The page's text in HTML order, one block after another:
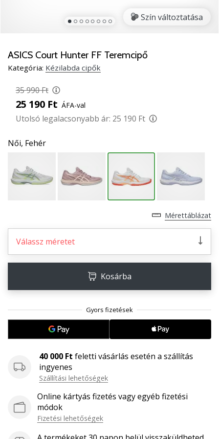
új
PUMA
Accelerate
SQD
kézilabda
Fedezd
fel
technikai
újdonságokat
2024.11.25.
Légy
kézilabda
nagykövete
is
kézilabda-
vagy,
mint
Szín változtatása
ASICS Court Hunter FF Teremcipő
Kategória: Kézilabda cipők
35 990 Ft
25 190 Ft ÁFA-val
Utolsó legalacsonyabb ár: 25 190 Ft
Női, Fehér
Mérettáblázat
Válassz méretet
Kosárba
40 000 Ft feletti vásárlás esetén a szállítás
ingyenes
Szállítási lehetőségek
Online kártyás fizetés vagy egyéb fizetési
módok
Fizetési lehetőségek